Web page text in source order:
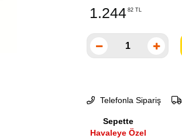
1.244 82 TL
Telefonla Sipariş
Sepette
Havaleye Özel